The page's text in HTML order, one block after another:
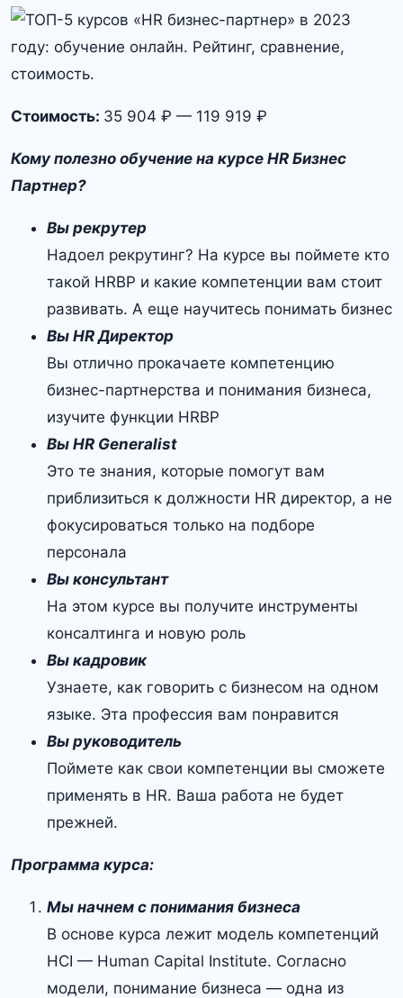
Стоимость: 35 904 ₽ — 119 919 ₽
Кому полезно обучение на курсе HR Бизнес
Партнер?
Вы рекрутер
Надоел рекрутинг? На курсе вы поймете кто
такой HRBP и какие компетенции вам стоит
развивать. А еще научитесь понимать бизнес
Вы HR Директор
Вы отлично прокачаете компетенцию
бизнес-партнерства и понимания бизнеса,
изучите функции HRBP
Вы HR Generalist
Это те знания, которые помогут вам
приблизиться к должности HR директор, а не
фокусироваться только на подборе
персонала
Вы консультант
На этом курсе вы получите инструменты
консалтинга и новую роль
Вы кадровик
Узнаете, как говорить с бизнесом на одном
языке. Эта профессия вам понравится
Вы руководитель
Поймете как свои компетенции вы сможете
применять в HR. Ваша работа не будет
прежней.
Программа курса:
Мы начнем с понимания бизнеса
В основе курса лежит модель компетенций
HCI — Human Capital Institute. Согласно
модели, понимание бизнеса — одна из